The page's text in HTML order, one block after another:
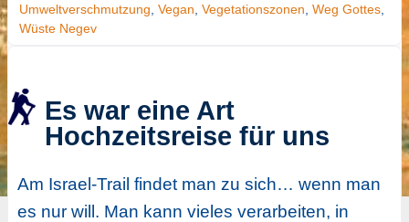
Umweltverschmutzung Vegan Vegetationszonen Weg Gottes,
Wüste Negev
Es war eine Art
Hochzeitsreise für uns
Am Israel-Trail findet man zu sich… wenn man
es nur will. Man kann vieles verarbeiten, in